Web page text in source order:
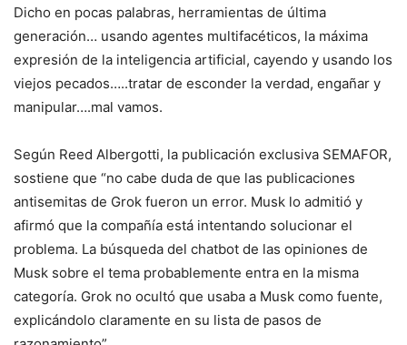
Dicho en pocas palabras, herramientas de última
generación… usando agentes multifacéticos, la máxima
expresión de la inteligencia artificial, cayendo y usando los
viejos pecados…..tratar de esconder la verdad, engañar y
manipular….mal vamos.
Según Reed Albergotti, la publicación exclusiva SEMAFOR,
sostiene que “no cabe duda de que las publicaciones
antisemitas de Grok fueron un error. Musk lo admitió y
afirmó que la compañía está intentando solucionar el
problema. La búsqueda del chatbot de las opiniones de
Musk sobre el tema probablemente entra en la misma
categoría. Grok no ocultó que usaba a Musk como fuente,
explicándolo claramente en su lista de pasos de